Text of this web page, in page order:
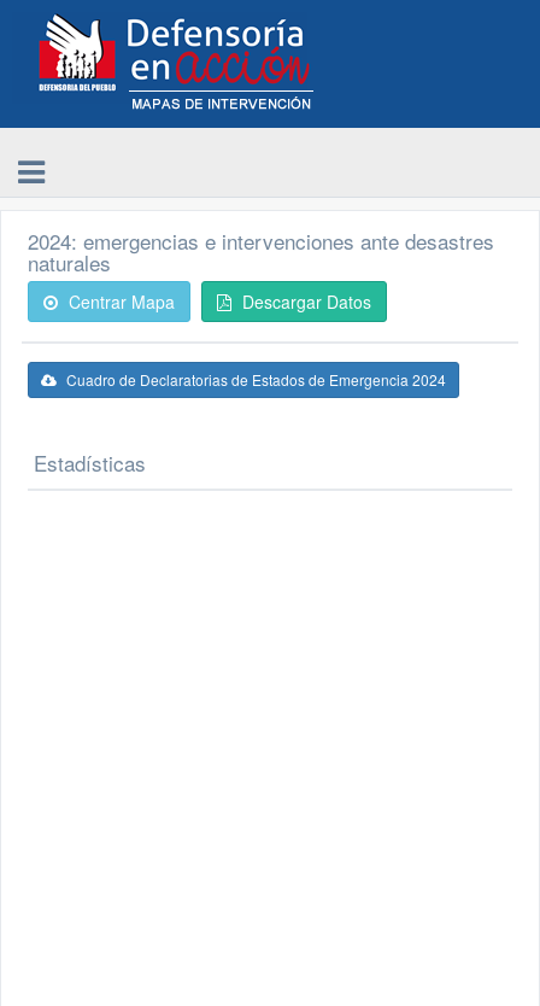
2024: emergencias e intervenciones ante desastres
naturales
Centrar Mapa Descargar Datos
Cuadro de Declaratorias de Estados de Emergencia 2024
Estadísticas